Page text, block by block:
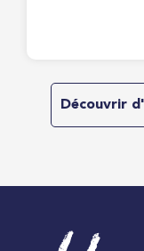
Découvrir